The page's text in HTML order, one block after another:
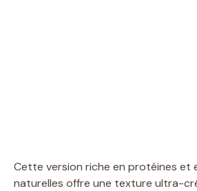
Cette version riche en protéines et
naturelles offre une texture ultra-